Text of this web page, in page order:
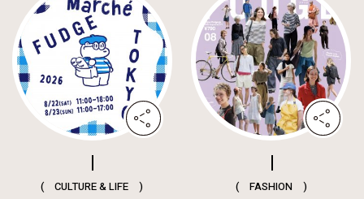
( CULTURE & LIFE ) ( FASHION )